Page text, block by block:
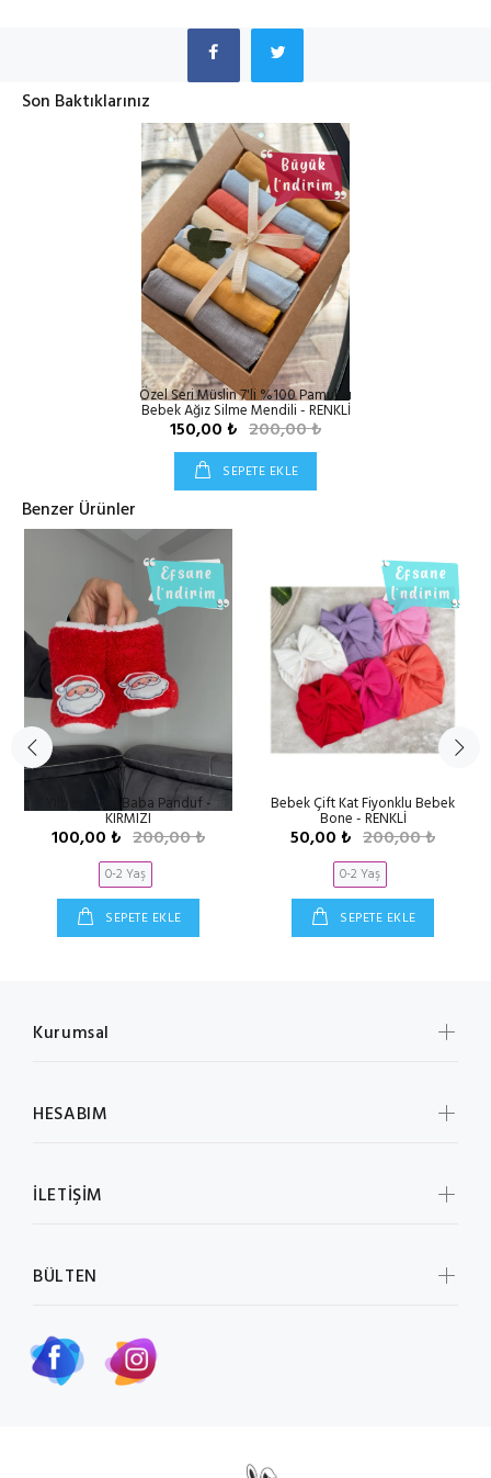
Son Baktıklarınız
Özel Seri Müslin 7'li %100 Pamuklu
Bebek Ağız Silme Mendili - RENKLİ
150,00 ₺ 200,00 ₺
SEPETE EKLE
Benzer Ürünler
Yılbaşı Noel Baba Panduf -
KIRMIZI
100,00 ₺ 200,00 ₺
0-2 Yaş
SEPETE EKLE
Bebek Çift Kat Fiyonklu Bebek
Bone - RENKLİ
50,00 ₺ 200,00 ₺
0-2 Yaş
SEPETE EKLE
Kurumsal
HESABIM
İLETİŞİM
BÜLTEN